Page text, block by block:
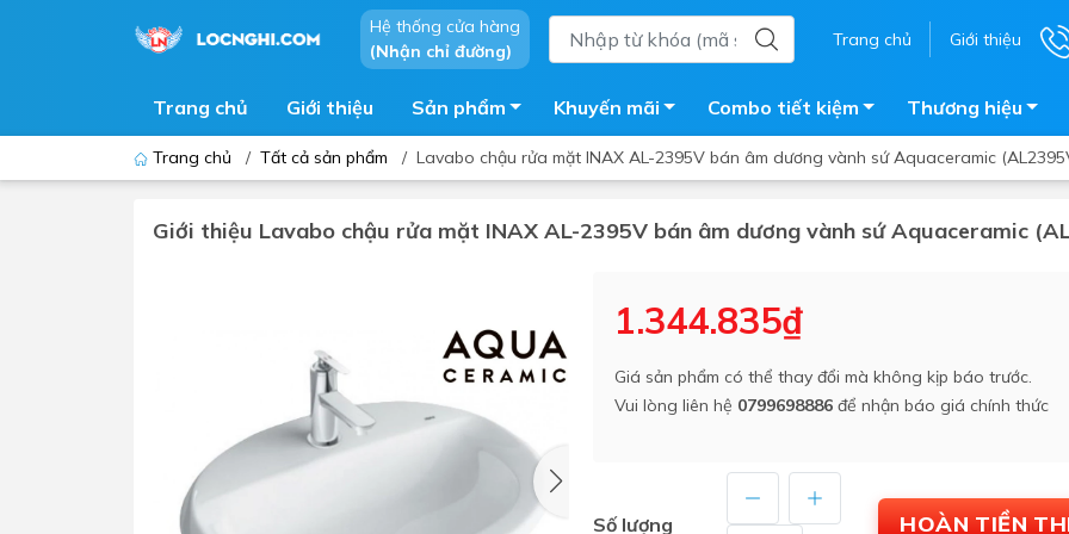
Hệ thống cửa hàng
(Nhận chỉ đường)
Trang chủ Giới thiệu
Trang chủ Giới thiệu Sản phẩm
Vòi chậu - vòi hồ - vòi gắn tường
Máy sấy tay
Lavabo tủ - Lavabo kính
Sen tắm đứng
Vòi sen tắm
Máy tắm nước nóng điện
Phụ kiện nhà tắm
Chậu giặt
Sen tắm âm tường
Bồn bảo ôn
Bồn nhựa tự hoại
Vòi pha nóng lạnh
Vật tư
Khuyến mãi Combo tiết kiệm Thương hiệu
Trang chủ / Tất cả sản phẩm / Lavabo chậu rửa mặt INAX AL-2395V bán âm dương vành sứ Aquaceramic
Giới thiệu Lavabo chậu rửa mặt INAX AL-2395V bán âm dương vành sứ Aquaceramic
1.344.835₫
Giá sản phẩm có thể thay đổi mà không kịp báo trước.
Vui lòng liên hệ 0799698886 để nhận báo giá chính thức
Số lượng HOÀN TIỀN